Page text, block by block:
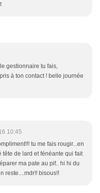
gestionnaire tu fais,
à ton contact ! belle journée
10:45
tu me fais rougir...en
tête de lard et fénéante qui fait
ma pate au pif.. hi hi du
reste....mdr!! bisous!!